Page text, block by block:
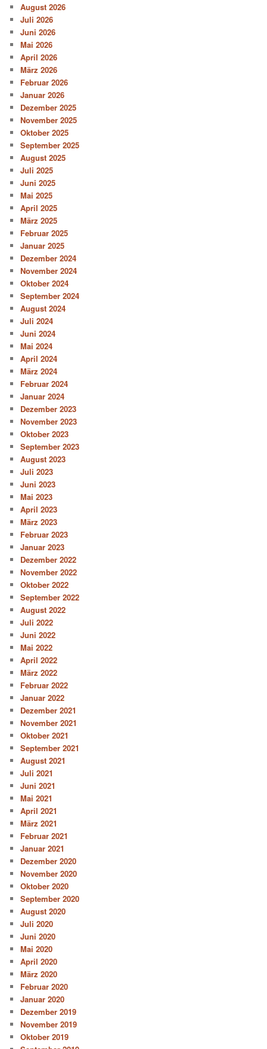
August 2026
Juli 2026
Juni 2026
Mai 2026
April 2026
März 2026
Februar 2026
Januar 2026
Dezember 2025
November 2025
Oktober 2025
September 2025
August 2025
Juli 2025
Juni 2025
Mai 2025
April 2025
März 2025
Februar 2025
Januar 2025
Dezember 2024
November 2024
Oktober 2024
September 2024
August 2024
Juli 2024
Juni 2024
Mai 2024
April 2024
März 2024
Februar 2024
Januar 2024
Dezember 2023
November 2023
Oktober 2023
September 2023
August 2023
Juli 2023
Juni 2023
Mai 2023
April 2023
März 2023
Februar 2023
Januar 2023
Dezember 2022
November 2022
Oktober 2022
September 2022
August 2022
Juli 2022
Juni 2022
Mai 2022
April 2022
März 2022
Februar 2022
Januar 2022
Dezember 2021
November 2021
Oktober 2021
September 2021
August 2021
Juli 2021
Juni 2021
Mai 2021
April 2021
März 2021
Februar 2021
Januar 2021
Dezember 2020
November 2020
Oktober 2020
September 2020
August 2020
Juli 2020
Juni 2020
Mai 2020
April 2020
März 2020
Februar 2020
Januar 2020
Dezember 2019
November 2019
Oktober 2019